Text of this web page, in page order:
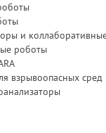
и
роботы
взрывоопасных сред